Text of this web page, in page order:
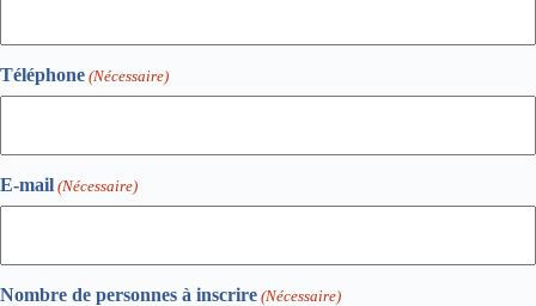
Téléphone (Nécessaire)
E-mail (Nécessaire)
Nombre de personnes à inscrire (Nécessaire)